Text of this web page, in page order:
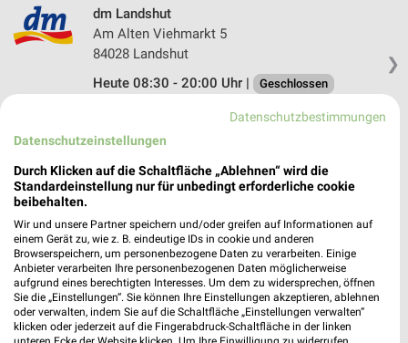
❯
dm Landshut
Am Alten Viehmarkt 5
84028 Landshut
Heute 08:30 - 20:00 Uhr |
Geschlossen
Müller Altdorf
Am Aicher Feld 14
Heute 08:30 - 20:00 Uhr | Geschlossen
449,14 km • Angebote: 4 Prospekte
dm Landshut
Datenschutzbestimmungen
Datenschutzeinstellungen
Durch Klicken auf die Schaltfläche „Ablehnen“ wird die
Standardeinstellung nur für unbedingt erforderliche cookie
beibehalten.
Wir und unsere Partner speichern und/oder greifen auf Informationen auf
einem Gerät zu, wie z. B. eindeutige IDs in cookie und anderen
Browserspeichern, um personenbezogene Daten zu verarbeiten. Einige
Anbieter verarbeiten Ihre personenbezogenen Daten möglicherweise
aufgrund eines berechtigten Interesses. Um dem zu widersprechen, öffnen
Sie die „Einstellungen“. Sie können Ihre Einstellungen akzeptieren, ablehnen
oder verwalten, indem Sie auf die Schaltfläche „Einstellungen verwalten“
klicken oder jederzeit auf die Fingerabdruck-Schaltfläche in der linken